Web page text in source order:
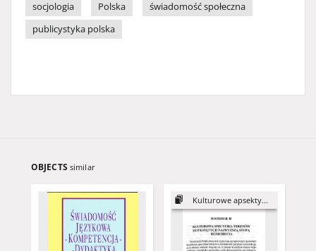
socjologia
Polska
świadomość społeczna
publicystyka polska
OBJECTS similar
Kulturowe apsekty...